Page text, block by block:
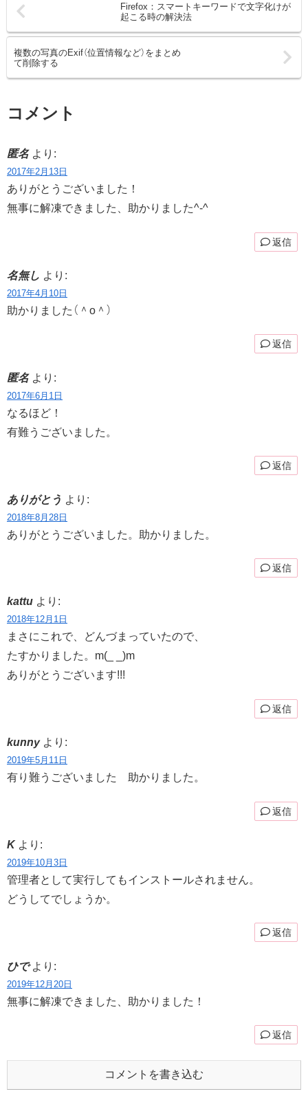
Firefox：スマートキーワードで文字化けが
起こる時の解決法
複数の写真のExif（位置情報など）をまとめ
て削除する
コメント
匿名 より:
2017年2月13日
ありがとうございました！
無事に解凍できました、助かりました^-^
返信
名無し より:
2017年4月10日
助かりました（＾o＾）
返信
匿名 より:
2017年6月1日
なるほど！
有難うございました。
返信
ありがとう より:
2018年8月28日
ありがとうございました。助かりました。
返信
kattu より:
2018年12月1日
まさにこれで、どんづまっていたので、
たすかりました。m(_ _)m
ありがとうございます!!!
返信
kunny より:
2019年5月11日
有り難うございました 助かりました。
返信
K より:
2019年10月3日
管理者として実行してもインストールされません。
どうしてでしょうか。
返信
ひで より:
2019年12月20日
無事に解凍できました、助かりました！
返信
コメントを書き込む